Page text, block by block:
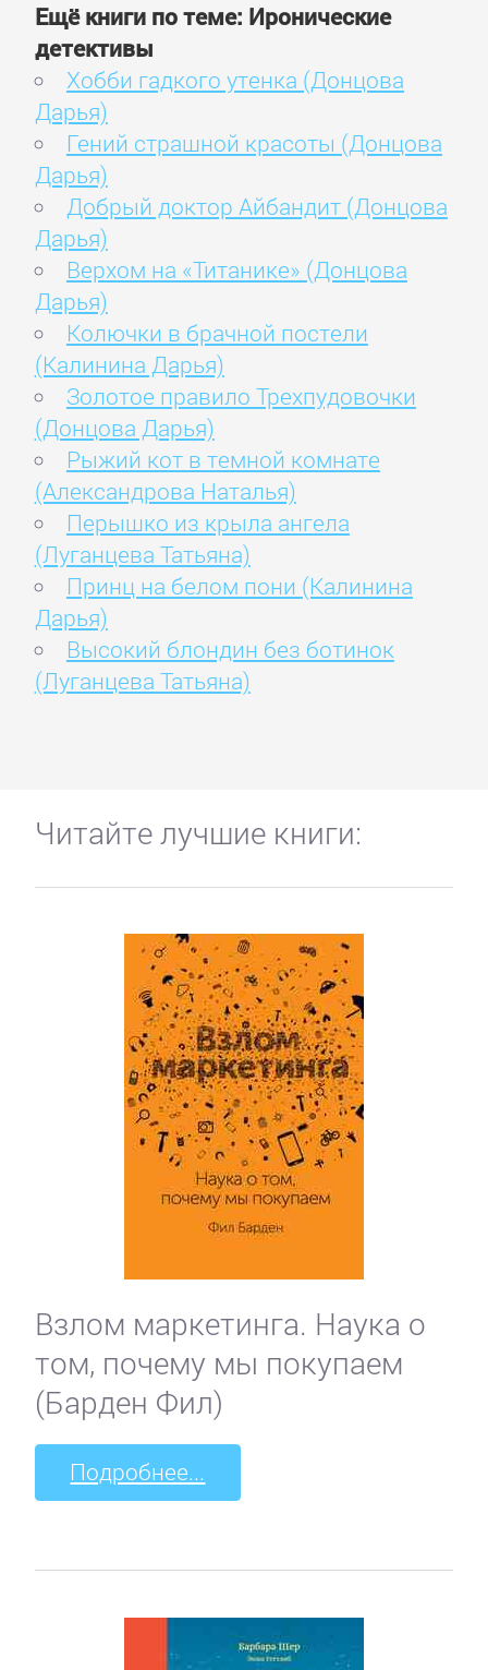
Ещё книги по теме: Иронические
детективы
Хобби гадкого утенка (Донцова
Дарья)
Гений страшной красоты (Донцова
Дарья)
Добрый доктор Айбандит (Донцова
Дарья)
Верхом на «Титанике» (Донцова
Дарья)
Колючки в брачной постели
(Калинина Дарья)
Золотое правило Трехпудовочки
(Донцова Дарья)
Рыжий кот в темной комнате
(Александрова Наталья)
Перышко из крыла ангела
(Луганцева Татьяна)
Принц на белом пони (Калинина
Дарья)
Высокий блондин без ботинок
(Луганцева Татьяна)
Читайте лучшие книги:
Взлом маркетинга. Наука о
том, почему мы покупаем
(Барден Фил)
Подробнее...